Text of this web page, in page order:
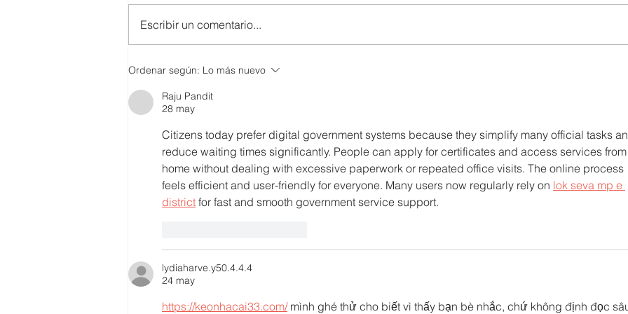
SMARTCO se suma a la
Biblioteca de FUNDACIÓN
FIDAL, un proyecto que
preserva el patrimonio y
democratiza el conocimiento
Escribir un comentario...
Ordenar según: Lo más nuevo
Raju Pandit
28 may
Citizens today prefer digital government systems because they simplify many official tasks
reduce waiting times significantly. People can apply for certificates and access services from
home without dealing with excessive paperwork or repeated office visits. The online process
feels efficient and user-friendly for everyone. Many users now regularly rely on lok seva mp e
district for fast and smooth government service support.
lydiaharve.y50.4.4.4
24 may
https://keonhacai33.com/ mình ghé thử cho biết vì thấy bạn bè nhắc, chứ không định đọc